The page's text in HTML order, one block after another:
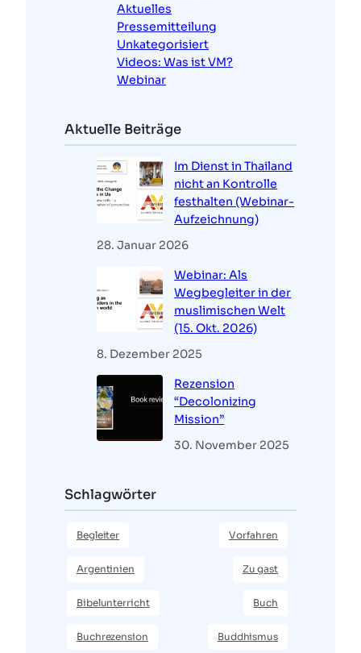
Aktuelles
Pressemitteilung
Unkategorisiert
Videos: Was ist VM?
Webinar
Aktuelle Beiträge
Im Dienst in Thailand
nicht an Kontrolle
festhalten (Webinar-
Aufzeichnung)
28. Januar 2026
Webinar: Als
Wegbegleiter in der
muslimischen Welt
(15. Okt. 2026)
8. Dezember 2025
Rezension
“Decolonizing
Mission”
30. November 2025
Schlagwörter
Begleiter Vorfahren
Argentinien Zu gast
Bibelunterricht Buch
Buchrezension Buddhismus